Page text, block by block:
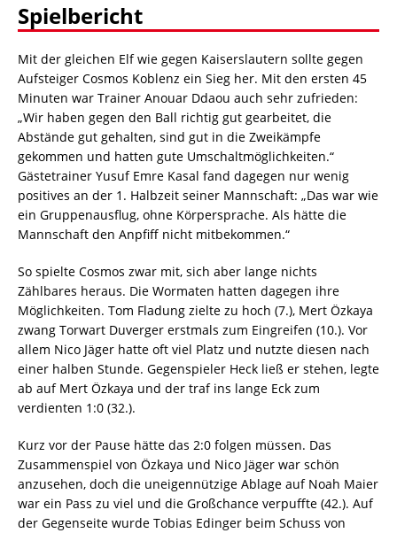
Spielbericht
Mit der gleichen Elf wie gegen Kaiserslautern sollte gegen
Aufsteiger Cosmos Koblenz ein Sieg her. Mit den ersten 45
Minuten war Trainer Anouar Ddaou auch sehr zufrieden:
„Wir haben gegen den Ball richtig gut gearbeitet, die
Abstände gut gehalten, sind gut in die Zweikämpfe
gekommen und hatten gute Umschaltmöglichkeiten.“
Gästetrainer Yusuf Emre Kasal fand dagegen nur wenig
positives an der 1. Halbzeit seiner Mannschaft: „Das war wie
ein Gruppenausflug, ohne Körpersprache. Als hätte die
Mannschaft den Anpfiff nicht mitbekommen.“
So spielte Cosmos zwar mit, sich aber lange nichts
Zählbares heraus. Die Wormaten hatten dagegen ihre
Möglichkeiten. Tom Fladung zielte zu hoch (7.), Mert Özkaya
zwang Torwart Duverger erstmals zum Eingreifen (10.). Vor
allem Nico Jäger hatte oft viel Platz und nutzte diesen nach
einer halben Stunde. Gegenspieler Heck ließ er stehen, legte
ab auf Mert Özkaya und der traf ins lange Eck zum
verdienten 1:0 (32.).
Kurz vor der Pause hätte das 2:0 folgen müssen. Das
Zusammenspiel von Özkaya und Nico Jäger war schön
anzusehen, doch die uneigennützige Ablage auf Noah Maier
war ein Pass zu viel und die Großchance verpuffte (42.). Auf
der Gegenseite wurde Tobias Edinger beim Schuss von